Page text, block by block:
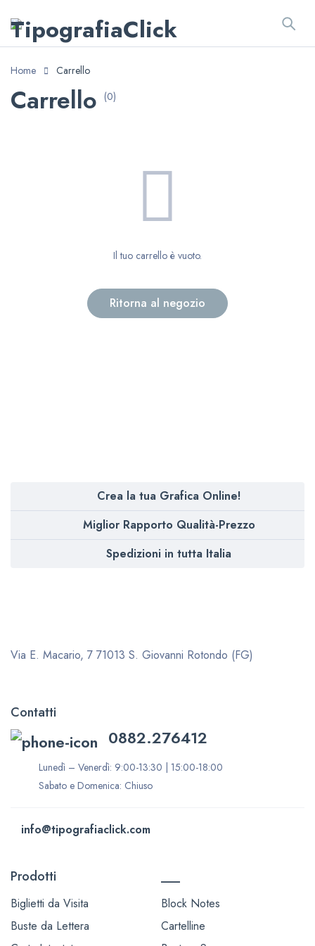
Home Carrello
Carrello (0)
Il tuo carrello è vuoto.
Ritorna al negozio
Crea la tua Grafica Online!
Miglior Rapporto Qualità-Prezzo
Spedizioni in tutta Italia
Via E. Macario, 7 71013 S. Giovanni Rotondo (FG)
Contatti
0882.276412
Lunedì – Venerdì: 9:00-13:30 | 15:00-18:00
Sabato e Domenica: Chiuso
info@tipografiaclick.com
Prodotti
Biglietti da Visita
Buste da Lettera
Block Notes
Cartelline